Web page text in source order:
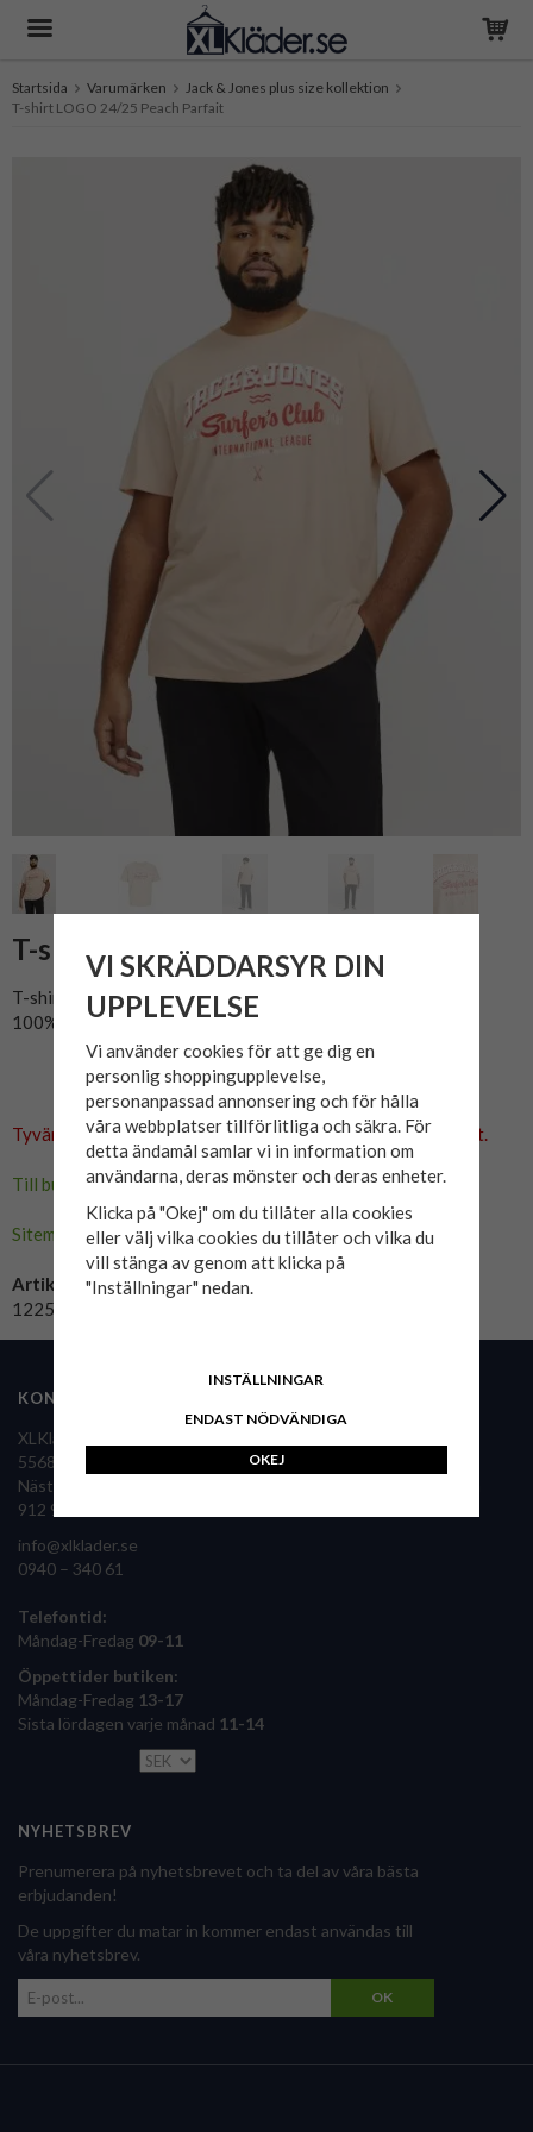
Produkten har blivit tillagd i varukorgen
Startsida Varumärken
Jack & Jones plus size kollektion
T-shirt LOGO 24/25 Peach Parfait
T-shirt LOGO 24/25 Peach Parfait
T-shirt med tryck från Jack & Jones.
100% bomull.
Tyvärr ingår inte denna produkt i vårt sortiment för tillfället.
Till butikens startsida »
Sitemap »
Artikelnummer:
12258870-PeachParfait
KONTAKTA OSS
XLKläder Sverige AB
556860-9126
Nästansjö 36
912 92 Vilhelmina
info@xlklader.se
0940 – 340 61
Telefontid:
Måndag-Fredag 09-11
Öppettider butiken:
Måndag-Fredag 13-17
Sista lördagen varje månad 11-14
NYHETSBREV
Prenumerera på nyhetsbrevet och ta del av våra bästa
erbjudanden!
De uppgifter du matar in kommer endast användas till
våra nyhetsbrev.
OK
VI SKRÄDDARSYR DIN
UPPLEVELSE
Vi använder cookies för att ge dig en
personlig shoppingupplevelse,
personanpassad annonsering och för hålla
våra webbplatser tillförlitliga och säkra. För
detta ändamål samlar vi in information om
användarna, deras mönster och deras enheter.
Klicka på "Okej" om du tillåter alla cookies
eller välj vilka cookies du tillåter och vilka du
vill stänga av genom att klicka på
"Inställningar" nedan.
INSTÄLLNINGAR
ENDAST NÖDVÄNDIGA
OKEJ